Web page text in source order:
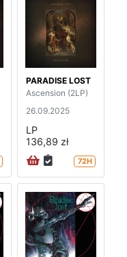
PARADISE LOST
Ascension (2LP)
26.09.2025
LP
136,89 zł
72H